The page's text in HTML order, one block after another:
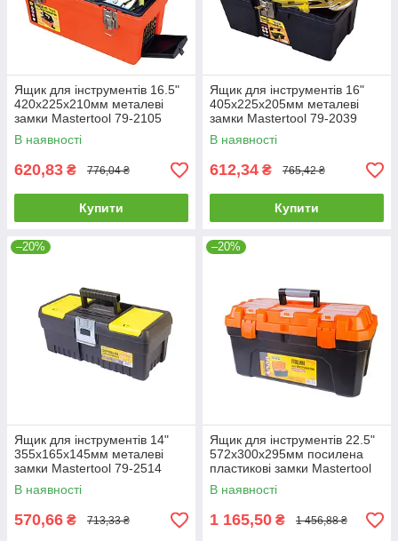
Ящик для інструментів 16.5"
420х225х210мм металеві
замки Mastertool 79-2105
В наявності
620,83 ₴ 776,04 ₴
Купити
Ящик для інструментів 16"
405х225х205мм металеві
замки Mastertool 79-2039
В наявності
612,34 ₴ 765,42 ₴
Купити
–20%
Ящик для інструментів 14"
355х165х145мм металеві
замки Mastertool 79-2514
В наявності
570,66 ₴ 713,33 ₴
–20%
Ящик для інструментів 22.5"
572х300х295мм посилена
пластикові замки Mastertool
79-6028
В наявності
1 165,50 ₴ 1 456,88 ₴